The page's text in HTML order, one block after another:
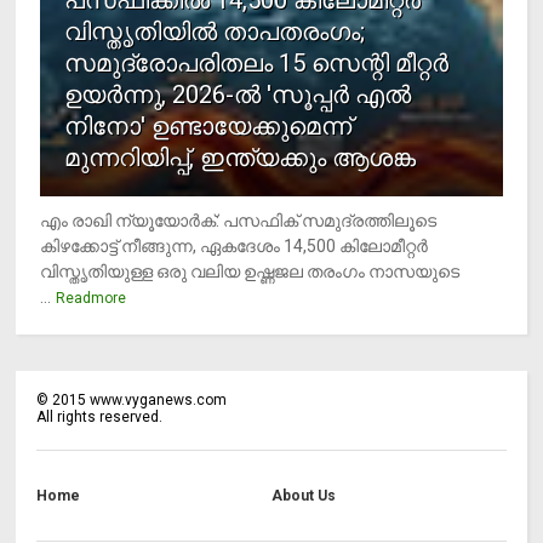
വിസ്തൃതിയില്‍ താപതരംഗം;
സമുദ്രോപരിതലം 15 സെന്റി മീറ്റര്‍
ഉയര്‍ന്നു, 2026-ല്‍ 'സൂപ്പര്‍ എല്‍
നിനോ' ഉണ്ടായേക്കുമെന്ന്
മുന്നറിയിപ്പ്, ഇന്ത്യക്കും ആശങ്ക
എം രാഖി ന്യൂയോര്‍ക്: പസഫിക് സമുദ്രത്തിലൂടെ
കിഴക്കോട്ട് നീങ്ങുന്ന, ഏകദേശം 14,500 കിലോമീറ്റര്‍
വിസ്തൃതിയുള്ള ഒരു വലിയ ഉഷ്ണജല തരംഗം നാസയുടെ
... Readmore
©2015 www.vyganews.com
All rights reserved.
Home About Us